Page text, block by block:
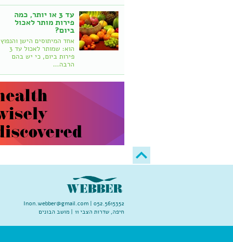
עד 3 או יותר, כמה
פירות מותר לאכול
ביום?
אחד המיתוסים הישן והנפוץ
הוא: שמותר לאכול עד 3
פירות ביום, כי יש בהם
הרבה…
052.5615352 |
Inon.webber@gmail.com
חיפה, שדרות הצבי 11 | מושב הבונים